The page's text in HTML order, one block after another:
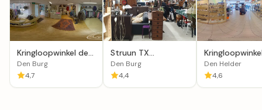
Kringloopwinkel de
Sjop Texel in Den
Burg
Den Burg
4,7
Struun TX
Kringloopwinkel
Den Burg
4,4
Used
Helder
Den Helder
4,6